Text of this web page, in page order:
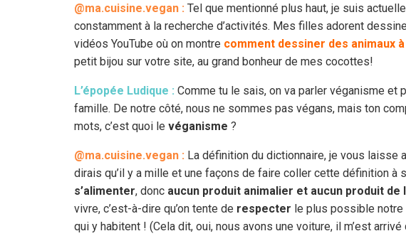
@ma.cuisine.vegan : Tel que mentionné plus haut, je suis
constamment à la recherche d’activités. Mes filles adorent
vidéos YouTube où on montre comment dessiner des animaux
petit bijou sur votre site, au grand bonheur de mes cocottes!
L’épopée Ludique : Comme tu le sais, on va parler véganisme et
famille. De notre côté, nous ne sommes pas végans, mais ton
mots, c’est quoi le véganisme ?
@ma.cuisine.vegan : La définition du dictionnaire, je vous laisse
dirais qu’il y a mille et une façons de faire coller cette définition à
s’alimenter, donc aucun produit animalier et aucun produit de
vivre, c’est-à-dire qu’on tente de respecter le plus possible notre
qui y habitent ! (Cela dit, oui, nous avons une voiture, il m’est